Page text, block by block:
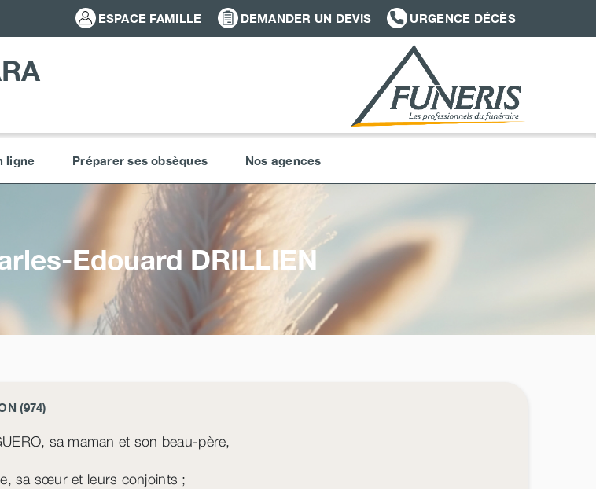
ESPACE FAMILLE DEMANDER UN DEVIS URGENCE DÉCÈS
ligne Préparer ses obsèques Nos agences
Edouard DRILLIEN
(974)
sa maman et son beau-père,
sa sœur et leurs conjoints ;